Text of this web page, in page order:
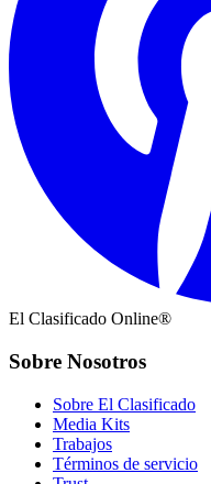
El Clasificado Online®
Sobre Nosotros
Sobre El Clasificado
Media Kits
Trabajos
Términos de servicio